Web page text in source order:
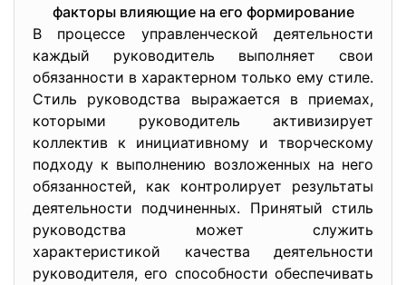
факторы влияющие на его формирование
В процессе управленческой деятельности
каждый руководитель выполняет свои
обязанности в характерном только ему стиле.
Стиль руководства выражается в приемах,
которыми руководитель активизирует
коллектив к инициативному и творческому
подходу к выполнению возложенных на него
обязанностей, как контролирует результаты
деятельности подчиненных. Принятый стиль
руководства может служить
характеристикой качества деятельности
руководителя, его способности обеспечивать